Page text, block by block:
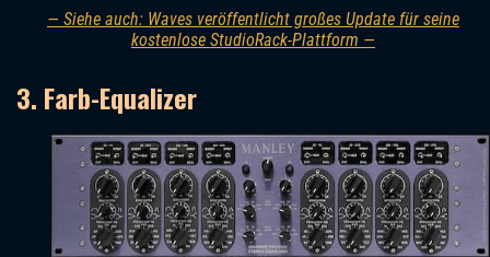
— Siehe auch: Waves veröffentlicht großes Update für seine
kostenlose StudioRack-Plattform —
3. Farb-Equalizer